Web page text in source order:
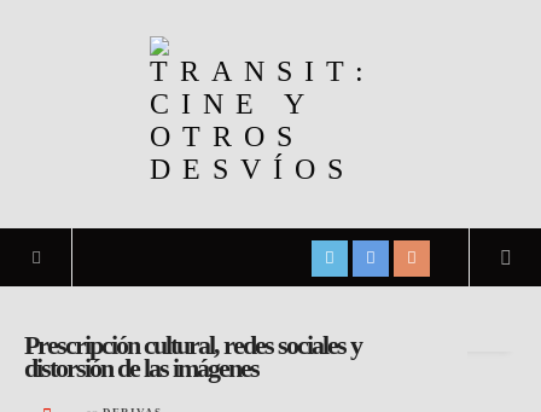
Prescripción cultural, redes sociales y
distorsión de las imágenes